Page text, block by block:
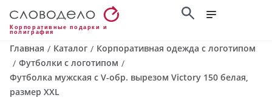
Корпоративные подарки и
полиграфия
Главная / Каталог / Корпоративная одежда с логотипом
/ Футболки с логотипом /
Футболка мужская с V-обр. вырезом Victory 150 белая,
размер XXL